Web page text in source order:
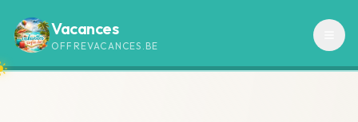
Vacances
OFFREVACANCES.BE